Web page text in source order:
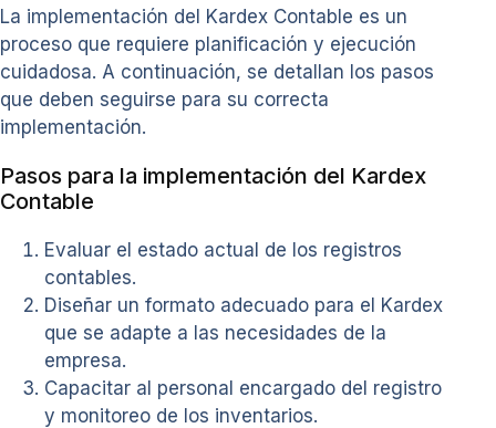
La implementación del Kardex Contable es un
proceso que requiere planificación y ejecución
cuidadosa. A continuación, se detallan los pasos
que deben seguirse para su correcta
implementación.
Pasos para la implementación del Kardex
Contable
Evaluar el estado actual de los registros
contables.
Diseñar un formato adecuado para el Kardex
que se adapte a las necesidades de la
empresa.
Capacitar al personal encargado del registro
y monitoreo de los inventarios.